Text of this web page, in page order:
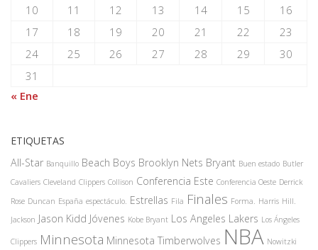
10
11 12 13 14 15
16
17
18 19 20 21 22
23
24
25 26 27 28 29
30
31
« Ene
ETIQUETAS
All-Star Banquillo Beach Boys Brooklyn Nets Bryant Buen estado Butler
Cavaliers Cleveland Clippers Collison Conferencia Este Conferencia Oeste Derrick
Rose Duncan España espectáculo. Estrellas Fila Finales Forma. Harris Hill.
Jackson Jason Kidd Jóvenes Kobe Bryant Los Angeles Lakers Los Ángeles
Clippers Minnesota Minnesota Timberwolves NBA Nowitzki